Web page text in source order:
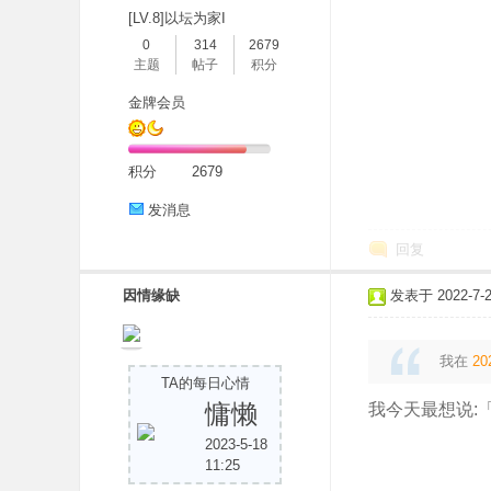
[LV.8]以坛为家I
0
主题
314
帖子
2679
积分
金牌会员
积分 2679
发消息
回复
因情缘缺
TA的每日心情
慵懒
2023-5-18
11:25
发表于 2022-7-
我在
我今天最想说: